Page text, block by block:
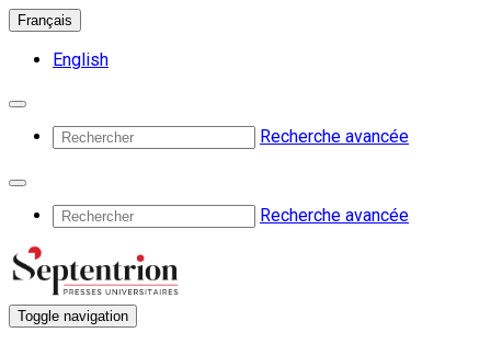
Français
English
Recherche avancée
Recherche avancée
Toggle navigation